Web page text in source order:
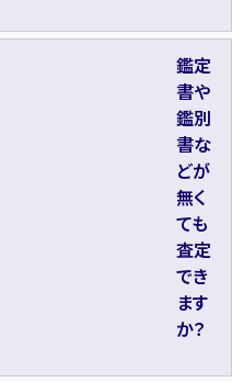
鑑定
書や
鑑別
書な
どが
無く
ても
査定
でき
ます
か？